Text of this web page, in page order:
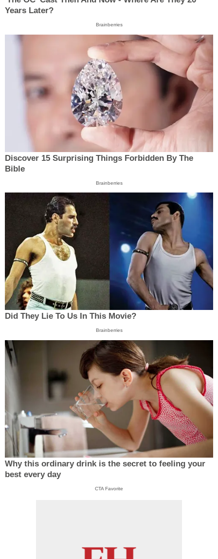
Years Later?
Brainberries
Discover 15 Surprising Things Forbidden By The
Bible
Brainberries
Did They Lie To Us In This Movie?
Brainberries
Why this ordinary drink is the secret to feeling your
best every day
CTA Favorite